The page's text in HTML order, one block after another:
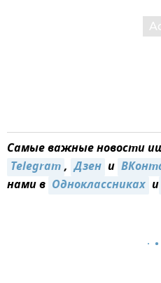
Самые важные новости
Telegram, Дзен и
нами в Одноклассниках и